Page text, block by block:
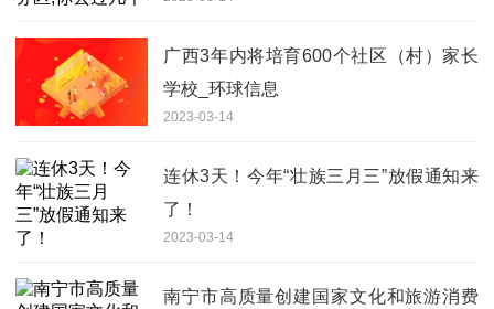
广西3年内将培育600个社区（村）家长
学校_环球信息
2023-03-14
连休3天！今年“壮族三月三”放假通知来
了！
2023-03-14
南宁市高质量创建国家文化和旅游消费